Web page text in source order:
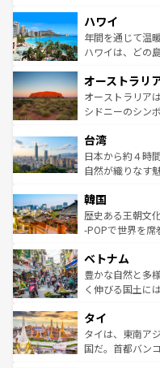
ば市内交通費無料で
着のスイス情報
のような巨大都
ンメントが詰ま
西部には大自然
部のニューオー
文化が魅力。旅
しみながら、そ
ならではの贅沢な旅のスタ
情報はコンテン
ハワイ
年間を通じて温
ハワイは、どの
ワイ島は見逃せ
島だが、静かな
おすすめ。エメ
れるおもてなし
人々、おいしい
ク、伝統的なフ
ワイを、存分に味わってほし
はコンテンツ一覧
オーストラリ
オーストラリア
シドニーのシン
リアリーフや大
ク）、タスマニ
ど、見どころが
いる。アクティ
ビング、ハイキ
い。オーストラ
参照してほしい。
台湾
日本から約４時
自然が織りなす
ン）、静ひつな
と山間の静けさ
驚きをもたらし
容にもいいと評
が味
照してほしい。
韓国
歴史ある王朝文
-POPで世界を席
き、地方に足を
できる。そして
まで、さまざま
リティに包まれ
覧を参照してほ
ベトナム
豊かな自然と多
く伸びる国土に
急速な発展と共
ーチミン市のフ
醸し出している
タイ
タイは、東南ア
国だ。首都バン